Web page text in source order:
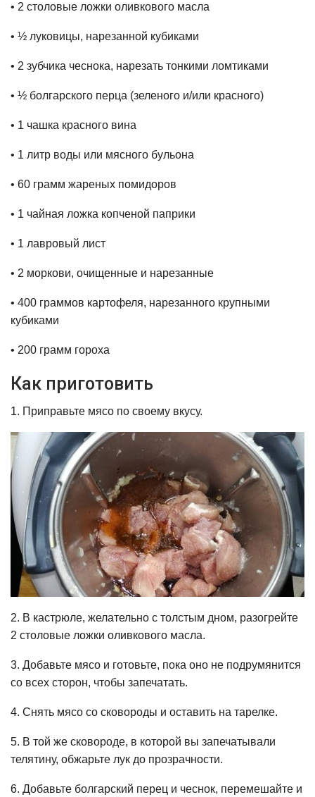
• 2 столовые ложки оливкового масла
• ½ луковицы, нарезанной кубиками
• 2 зубчика чеснока, нарезать тонкими ломтиками
• ½ болгарского перца (зеленого и/или красного)
• 1 чашка красного вина
• 1 литр воды или мясного бульона
• 60 грамм жареных помидоров
• 1 чайная ложка копченой паприки
• 1 лавровый лист
• 2 моркови, очищенные и нарезанные
• 400 граммов картофеля, нарезанного крупными
кубиками
• 200 грамм гороха
Как приготовить
1. Приправьте мясо по своему вкусу.
2. В кастрюле, желательно с толстым дном, разогрейте
2 столовые ложки оливкового масла.
3. Добавьте мясо и готовьте, пока оно не подрумянится
со всех сторон, чтобы запечатать.
4. Снять мясо со сковороды и оставить на тарелке.
5. В той же сковороде, в которой вы запечатывали
телятину, обжарьте лук до прозрачности.
6. Добавьте болгарский перец и чеснок, перемешайте и